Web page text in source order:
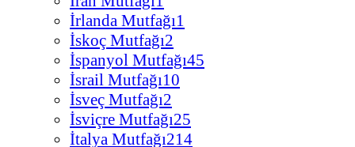
İrlanda Mutfağı1
İskoç Mutfağı2
İspanyol Mutfağı45
İsrail Mutfağı10
İsveç Mutfağı2
İsviçre Mutfağı25
İtalya Mutfağı214